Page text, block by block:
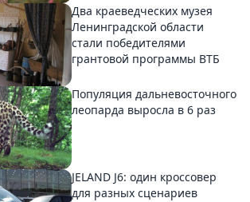
Два краеведческих музея
Ленинградской области
стали победителями
грантовой программы ВТБ
Популяция дальневосточного
леопарда выросла в 6 раз
JELAND J6: один кроссовер
для разных сценариев